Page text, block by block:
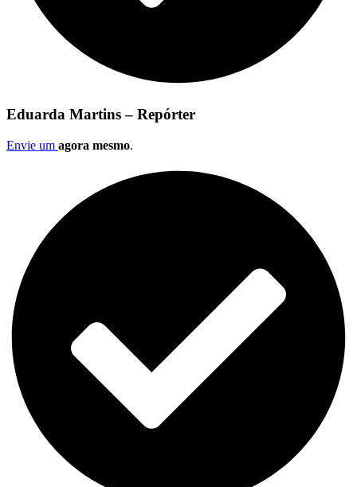
Eduarda Martins – Repórter
Envie um agora mesmo.